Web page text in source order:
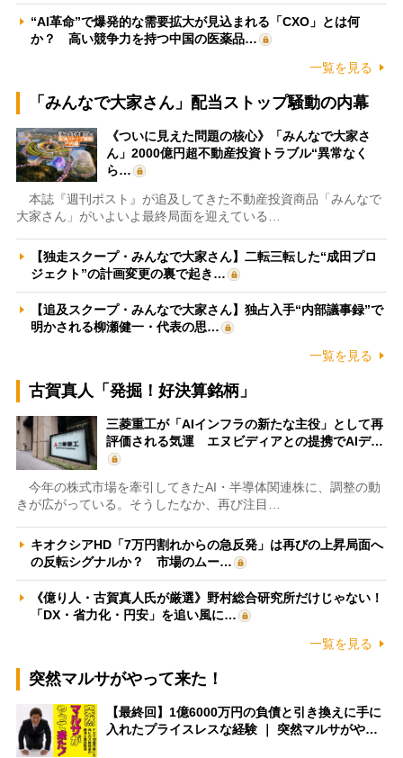
“AI革命”で爆発的な需要拡大が見込まれる「CXO」とは何
か？ 高い競争力を持つ中国の医薬品…
一覧を見る
「みんなで大家さん」配当ストップ騒動の内幕
《ついに見えた問題の核心》「みんなで大家さ
ん」2000億円超不動産投資トラブル“異常なく
ら…
本誌『週刊ポスト』が追及してきた不動産投資商品「みんなで
大家さん」がいよいよ最終局面を迎えている…
【独走スクープ・みんなで大家さん】二転三転した“成田プロ
ジェクト”の計画変更の裏で起き…
【追及スクープ・みんなで大家さん】独占入手“内部議事録”で
明かされる柳瀬健一・代表の思…
一覧を見る
古賀真人「発掘！好決算銘柄」
三菱重工が「AIインフラの新たな主役」として再
評価される気運 エヌビディアとの提携でAIデ…
今年の株式市場を牽引してきたAI・半導体関連株に、調整の動
きが広がっている。そうしたなか、再び注目…
キオクシアHD「7万円割れからの急反発」は再びの上昇局面へ
の反転シグナルか？ 市場のムー…
《億り人・古賀真人氏が厳選》野村総合研究所だけじゃない！
「DX・省力化・円安」を追い風に…
一覧を見る
突然マルサがやって来た！
【最終回】1億6000万円の負債と引き換えに手に
入れたプライスレスな経験 ｜ 突然マルサがや…